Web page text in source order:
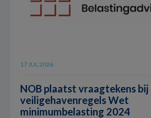
17 JUL 2026
NOB plaatst vraagtekens bij
veiligehavenregels Wet
minimumbelasting 2024